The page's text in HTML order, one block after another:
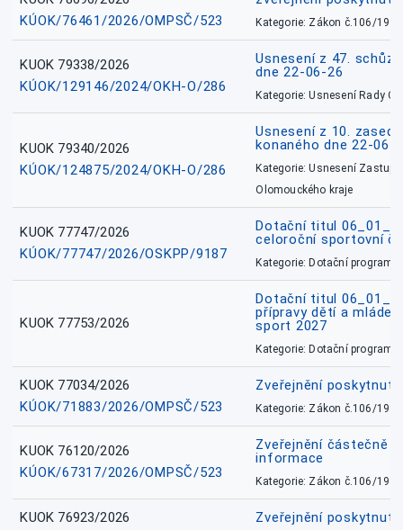
KÚOK/76461/2026/OMPSČ/523
Kategorie: Zákon č.106/1999
KUOK 79338/2026
KÚOK/129146/2024/OKH-O/286
Usnesení z 47.
dne 22-06-26
Kategorie: Usnesení Rady
KUOK 79340/2026
KÚOK/124875/2024/OKH-O/286
Usnesení z 10.
konaného dne 22-06-
Kategorie: Usnesení
Olomouckého kraje
KUOK 77747/2026
KÚOK/77747/2026/OSKPP/9187
Dotační titul
celoroční sportovní
Kategorie: Dotační
KUOK 77753/2026
Dotační titul
přípravy dětí a
sport 2027
Kategorie: Dotační
KUOK 77034/2026
KÚOK/71883/2026/OMPSČ/523
Zveřejnění
Kategorie: Zákon č.106/1999
KUOK 76120/2026
KÚOK/67317/2026/OMPSČ/523
Zveřejnění částečně
informace
Kategorie: Zákon č.106/1999
KUOK 76923/2026
Zveřejnění